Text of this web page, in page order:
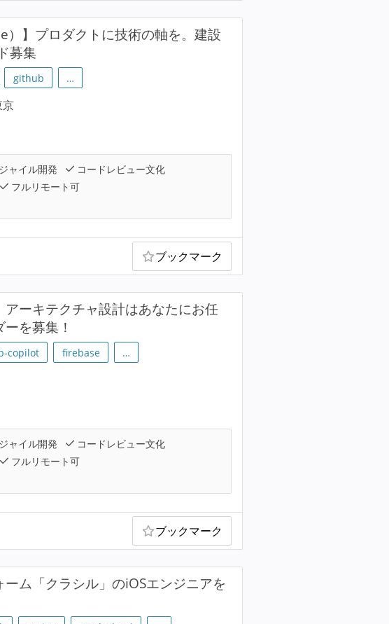
）】プロダクトに技術の軸を。建設
募集
github …
京
ャイル開発
コードレビュー文化
フルリモート可
ブックマーク
アーキテクチャ設計はあなたにお任
を募集！
copilot firebase …
ャイル開発
コードレビュー文化
フルリモート可
ブックマーク
ム「クラシル」のiOSエンジニアを